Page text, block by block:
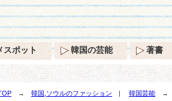
→ 韓国,ソウルのファッション | 韓国芸能 →
スポット 韓国の芸能 著書